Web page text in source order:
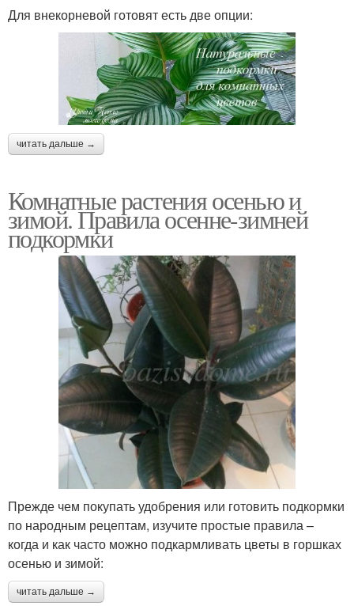
Для внекорневой готовят есть две опции:
читать дальше →
Комнатные растения осенью и
зимой. Правила осенне-зимней
подкормки
Прежде чем покупать удобрения или готовить подкормки
по народным рецептам, изучите простые правила –
когда и как часто можно подкармливать цветы в горшках
осенью и зимой:
читать дальше →